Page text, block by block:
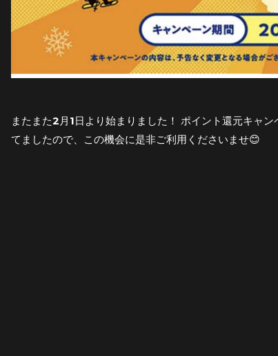
またまた2月1日より始まりました！ ポイント還元キャ
てましたので、この機会に是非ご利用くださいませ😊